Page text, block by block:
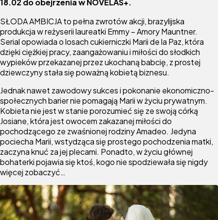
SŁODA AMBICJA to pełna zwrotów akcji, brazylijska
produkcja w reżyserii laureatki Emmy – Amory Mauntner.
Serial opowiada o losach cukierniczki Marii de la Paz, która
dzięki ciężkiej pracy, zaangażowaniu i miłości do słodkich
wypieków przekazanej przez ukochaną babcię, z prostej
dziewczyny stała się poważną kobietą biznesu.
Jednak nawet zawodowy sukces i pokonanie ekonomiczno-
społecznych barier nie pomagają Marii w życiu prywatnym.
Kobieta nie jest w stanie porozumieć się ze swoją córką
Josiane, która jest owocem zakazanej miłości do
pochodzącego ze zwaśnionej rodziny Amadeo. Jedyna
pociecha Marii, wstydząca się prostego pochodzenia matki,
zaczyna knuć za jej plecami. Ponadto, w życiu głównej
bohaterki pojawia się ktoś, kogo nie spodziewała się nigdy
więcej zobaczyć…